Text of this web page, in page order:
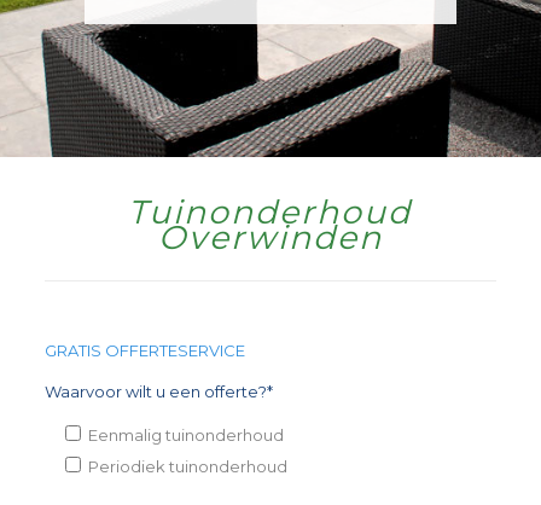
Tuinonderhoud
Overwinden
GRATIS OFFERTESERVICE
Waarvoor wilt u een offerte?*
Eenmalig tuinonderhoud
Periodiek tuinonderhoud